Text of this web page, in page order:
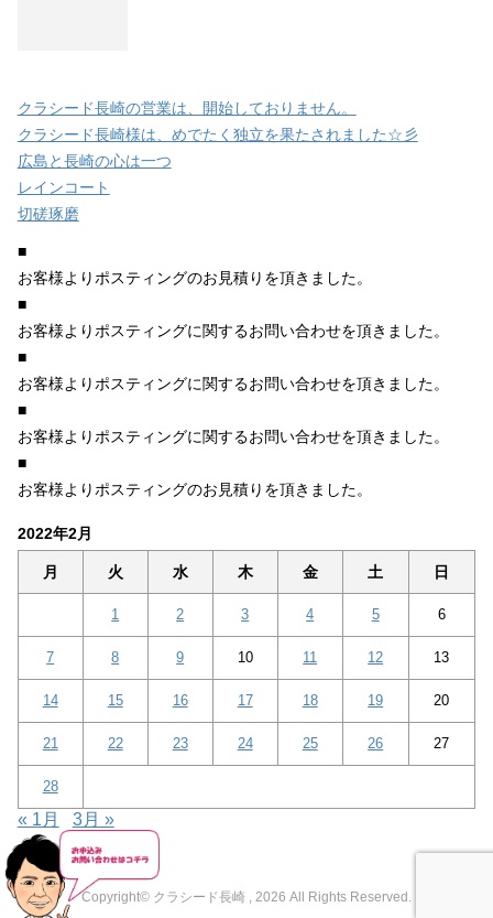
クラシード長崎の営業は、開始しておりません。
クラシード長崎様は、めでたく独立を果たされました☆彡
広島と長崎の心は一つ
レインコート
切磋琢磨
■
お客様よりポスティングのお見積りを頂きました。
■
お客様よりポスティングに関するお問い合わせを頂きました。
■
お客様よりポスティングに関するお問い合わせを頂きました。
■
お客様よりポスティングに関するお問い合わせを頂きました。
■
お客様よりポスティングのお見積りを頂きました。
2022年2月
月 火 水 木 金 土 日
1 2 3 4 5 6
7 8 9 10 11 12 13
14 15 16 17 18 19 20
21 22 23 24 25 26 27
28
« 1月 3月 »
Copyright© クラシード長崎 , 2026 All Rights Reserved.